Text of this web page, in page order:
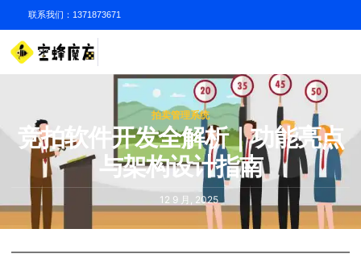
联系我们：1371873671
拍卖管理系统
竞拍软件开发全解析｜功能亮点
与架构设计指南
12 9 月, 2025